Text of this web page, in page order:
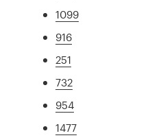
1099
916
251
732
954
1477